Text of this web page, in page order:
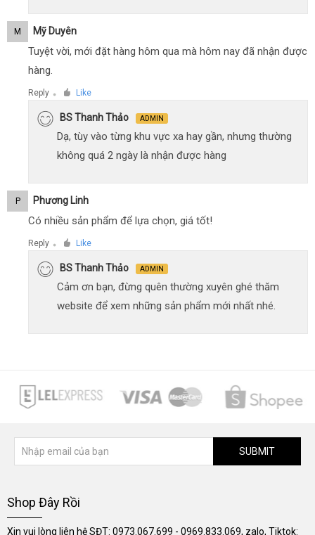
M Mỹ Duyên
Tuyệt vời, mới đặt hàng hôm qua mà hôm nay đã nhận được
hàng.
Reply ● Like
BS Thanh Thảo ADMIN
Dạ, tùy vào từng khu vực xa hay gần, nhưng thường
không quá 2 ngày là nhận được hàng
P Phương Linh
Có nhiều sản phẩm để lựa chọn, giá tốt!
Reply ● Like
BS Thanh Thảo ADMIN
Cảm ơn bạn, đừng quên thường xuyên ghé thăm
website để xem những sản phẩm mới nhất nhé.
SUBMIT
Shop Đây Rồi
Xin vui lòng liên hệ SĐT: 0973.067.699 - 0969.833.069, zalo, Tiktok: